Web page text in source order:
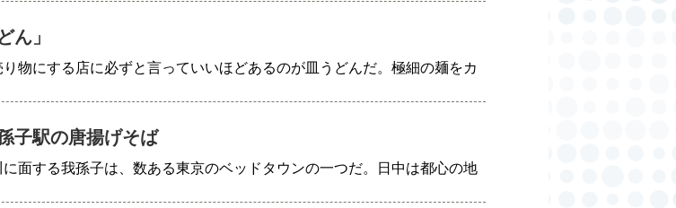
ん」
物にする店に必ずと言っていいほどあるのが皿うどんだ。極細の麺をカ
子駅の唐揚げそば
面する我孫子は、数ある東京のベッドタウンの一つだ。日中は都心の地